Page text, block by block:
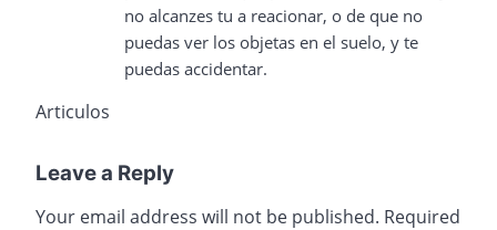
no alcanzes tu a reacionar, o de que no
puedas ver los objetas en el suelo, y te
puedas accidentar.
Articulos
Leave a Reply
Your email address will not be published. Required